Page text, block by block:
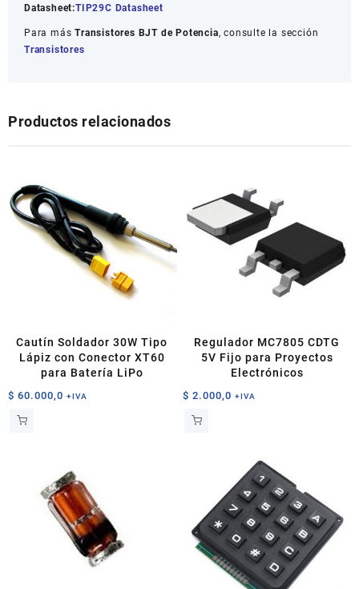
Datasheet:TIP29C Datasheet
Para másTransistores BJT de Potencia, consulte la sección
Transistores
Productos relacionados
Cautín Soldador 30W Tipo
Lápiz con Conector XT60
para Batería LiPo
$ 60.000,0 +IVA
Regulador MC7805 CDTG
5V Fijo para Proyectos
Electrónicos
$ 2.000,0 +IVA